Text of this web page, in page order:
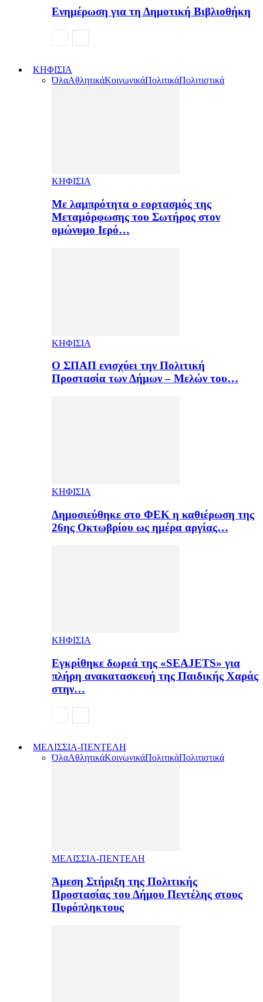
Ενημέρωση για τη Δημοτική Βιβλιοθήκη
ΚΗΦΙΣΙΑ
ΌλαΑθλητικάΚοινωνικάΠολιτικάΠολιτιστικά
ΚΗΦΙΣΙΑ
Με λαμπρότητα ο εορτασμός της
Μεταμόρφωσης του Σωτήρος στον
ομώνυμο Ιερό…
ΚΗΦΙΣΙΑ
Ο ΣΠΑΠ ενισχύει την Πολιτική
Προστασία των Δήμων – Μελών του…
ΚΗΦΙΣΙΑ
Δημοσιεύθηκε στο ΦΕΚ η καθιέρωση της
26ης Οκτωβρίου ως ημέρα αργίας…
ΚΗΦΙΣΙΑ
Εγκρίθηκε δωρεά της «SEAJETS» για
πλήρη ανακατασκευή της Παιδικής Χαράς
στην…
ΜΕΛΙΣΣΙΑ-ΠΕΝΤΕΛΗ
ΌλαΑθλητικάΚοινωνικάΠολιτικάΠολιτιστικά
ΜΕΛΙΣΣΙΑ-ΠΕΝΤΕΛΗ
Άμεση Στήριξη της Πολιτικής
Προστασίας του Δήμου Πεντέλης στους
Πυρόπληκτους